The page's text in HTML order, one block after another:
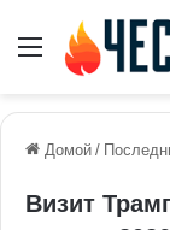
Меню
Домой /
Визит